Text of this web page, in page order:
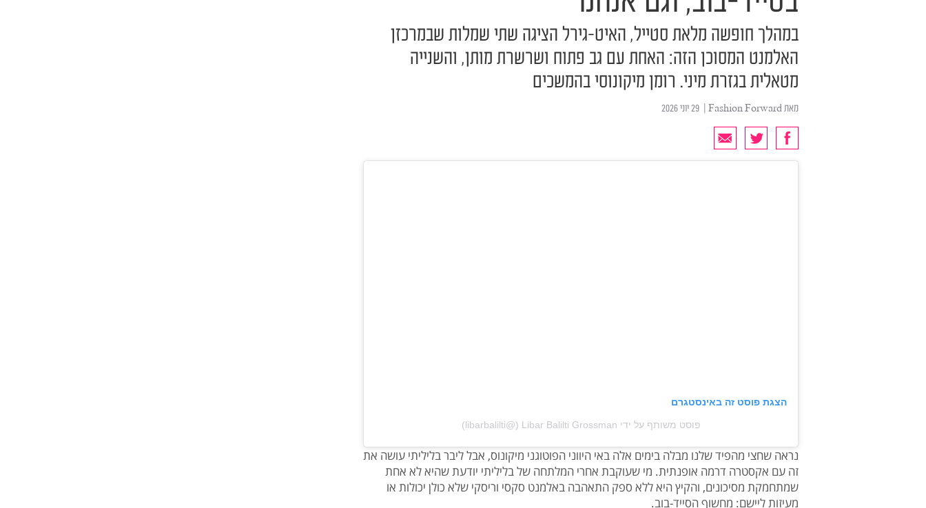
במהלך חופשה מלאת סטייל, האיט-גירל הציגה שתי שמלות שבמרכזן
האלמנט המסוכן הזה: האחת עם גב פתוח ושרשרת מותן, והשנייה
מטאלית בגזרת מיני. רומן מיקונוסי בהמשכים
מאתFashion Forward
הצגת פוסט זה באינסטגרם
פוסט משותף על ידי ‏‎Libar Balilti Grossman‎‏ (@‏‎libarbalilti‎‏)
נראה שחצי מהפיד שלנו מבלה בימים אלה באי היווני הפוטוגני מיקונוס, אבל ליבר בליליתי עושה את
זה עם אקסטרה דרמה אופנתית. מי שעוקבת אחרי המלתחה של בליליתי יודעת שהיא לא אחת
שמתחמקת מסיכונים, והקיץ היא ללא ספק התאהבה באלמנט סקסי וריסקי שלא כולן יכולות או
מעיזות ליישם: מחשוף הסייד-בוב.